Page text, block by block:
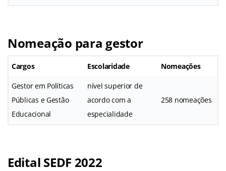
Nomeação para gestor
Cargos Escolaridade Nomeações
Gestor em Políticas
Públicas e Gestão
Educacional
nível superior de
acordo com a
especialidade
258 nomeações
Edital SEDF 2022